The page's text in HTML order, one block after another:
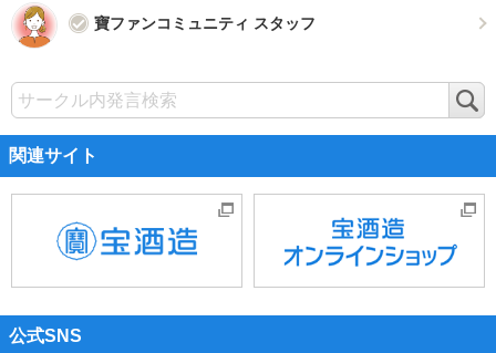
寶ファンコミュニティ スタッフ
関連サイト
公式SNS